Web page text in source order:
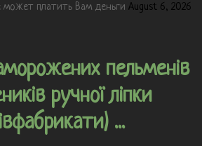
платить Вам деньги August 6, 2026
пельменів
ручної ліпки
...